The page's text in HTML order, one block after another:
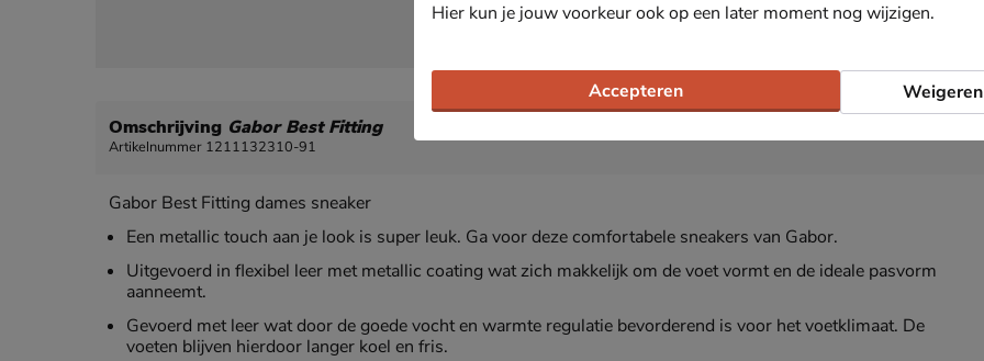
Omschrijving Gabor Best Fitting
Artikelnummer 1211132310-91
Gabor Best Fitting dames sneaker
Een metallic touch aan je look is super leuk. Ga voor deze comfortabele sneakers van Gabor.
Uitgevoerd in flexibel leer met metallic coating wat zich makkelijk om de voet vormt en de ideale pasvorm
aanneemt.
Gevoerd met leer wat door de goede vocht en warmte regulatie bevorderend is voor het voetklimaat. De
voeten blijven hierdoor langer koel en fris.
Hier kun je jouw voorkeur ook op een later moment nog wijzigen.
Accepteren Weigeren